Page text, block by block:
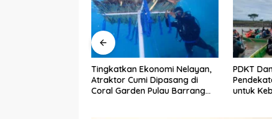
PDKT Danau Tempe :
Pendekatan Kearifan Lokal
untuk Keberlanjutan Sumber
Cara
pada
dan